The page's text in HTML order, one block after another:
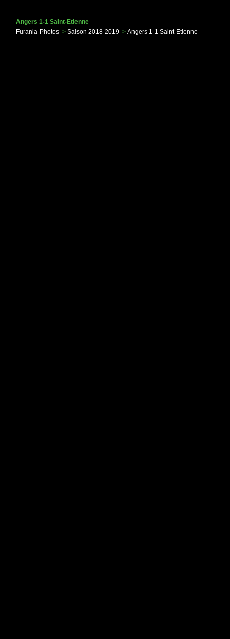
Angers 1-1 Saint-Etienne
Furania-Photos > Saison 2018-2019 > Angers 1-1 Saint-Etienne